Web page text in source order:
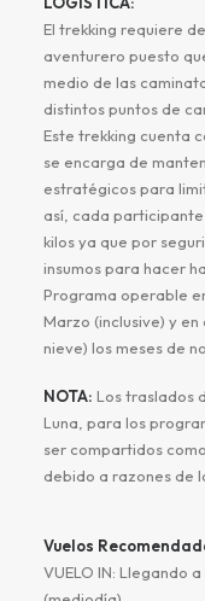
El trekking requiere
aventurero puesto
medio de las
distintos puntos de
Este trekking cuenta
se encarga de
estratégicos para
así, cada
kilos ya que por
insumos para hacer
Programa operable
Marzo (inclusive) y
nieve) los meses de
NOTA: Los traslados
Luna, para los
ser compartidos
debido a razones de
Vuelos
VUELO IN: Llegando